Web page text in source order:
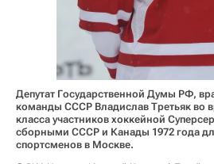
Депутат Государственной Думы РФ,
команды СССР Владислав Третьяк во
класса участников хоккейной
сборными СССР и Канады 1972 года
спортсменов в Москве.